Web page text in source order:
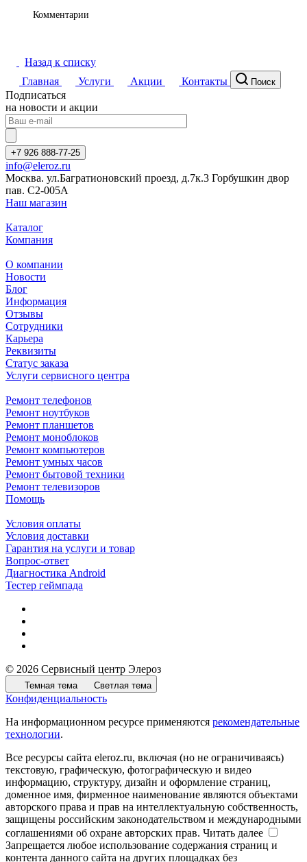
Комментарии
Назад к списку
Главная
Услуги Акции Контакты Поиск
Подписаться
на новости и акции
+7 926 888-77-25
info@eleroz.ru
Москва. ул.Багратионовский проезд, д.7к.3 Горбушкин двор
пав. C2-005A
Наш магазин
Каталог
Компания
О компании
Новости
Блог
Информация
Отзывы
Сотрудники
Карьера
Реквизиты
Статус заказа
Услуги сервисного центра
Ремонт телефонов
Ремонт ноутбуков
Ремонт планшетов
Ремонт моноблоков
Ремонт компьютеров
Ремонт умных часов
Ремонт бытовой техники
Ремонт телевизоров
Помощь
Условия оплаты
Условия доставки
Гарантия на услуги и товар
Вопрос-ответ
Диагностика Android
Тестер геймпада
© 2026 Сервисный центр Элероз
Темная тема Светлая тема
Конфиденциальность
На информационном ресурсе применяются рекомендательные
технологии.
Все ресурсы сайта eleroz.ru, включая (но не ограничиваясь)
текстовую, графическую, фотографическую и видео
информацию, структуру, дизайн и оформление страниц,
доменное имя, фирменное наименование являются объектами
авторского права и прав на интеллектуальную собственность,
защищены российским законодательством и международными
соглашениями об охране авторских прав. Читать далее
Запрещается любое использование содержания страниц и
контента данного сайта на других площадках без